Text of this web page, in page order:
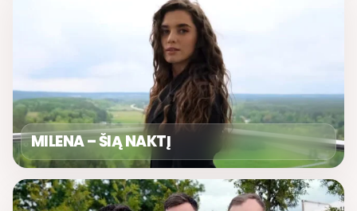
MILENA – ŠIĄ NAKTĮ